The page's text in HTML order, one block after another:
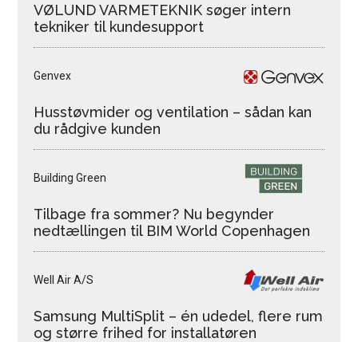
VØLUND VARMETEKNIK søger intern
tekniker til kundesupport
Genvex
Husstøvmider og ventilation – sådan kan
du rådgive kunden
Building Green
Tilbage fra sommer? Nu begynder
nedtællingen til BIM World Copenhagen
Well Air A/S
Samsung MultiSplit – én udedel, flere rum
og større frihed for installatøren